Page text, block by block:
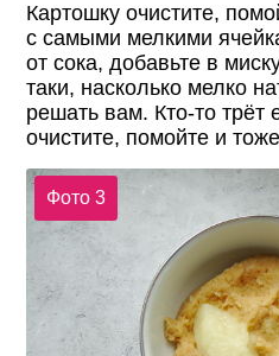
Картошку очистите,
с самыми мелкими
от сока, добавьте в
таки, насколько мелко
решать вам. Кто-то трёт
очистите, помойте и
Фото 3